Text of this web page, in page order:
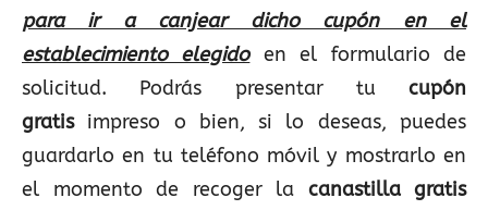
para ir a canjear dicho cupón en el
establecimiento elegidoen el formulario de
solicitud. Podrás presentar tu cupón
gratisimpreso o bien, si lo deseas, puedes
guardarlo en tu teléfono móvil y mostrarlo en
el momento de recoger la canastilla gratis